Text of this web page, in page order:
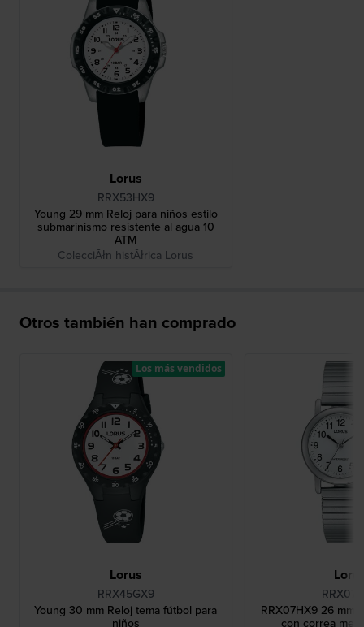
Lorus
RRX53HX9
Young 29 mm Reloj para niños estilo
submarinismo resistente al agua 10
ATM
ColecciĂłn histĂłrica Lorus
Otros también han comprado
Lorus
RRX45GX9
Young 30 mm Reloj tema fútbol para
niños
Los más vendidos
RRX07HX9 26 mm
con correa